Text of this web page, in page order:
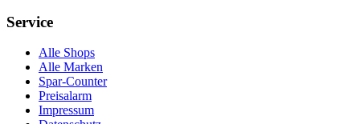
Service
Alle Shops
Alle Marken
Spar-Counter
Preisalarm
Impressum